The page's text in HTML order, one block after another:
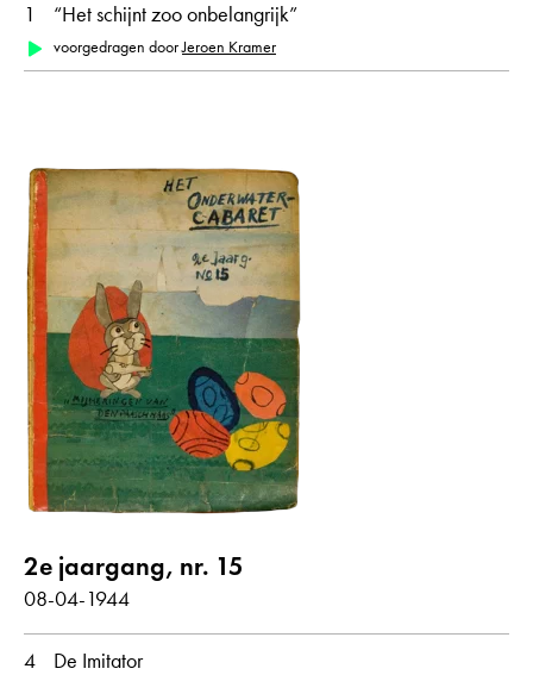
1 “Het schijnt zoo onbelangrijk”
voorgedragen doorJeroen Kramer
2e jaargang, nr. 15
08-04-1944
4 De Imitator